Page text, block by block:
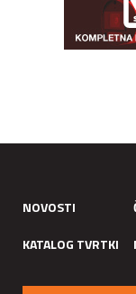
NOVOSTI
KATALOG TVRTKI